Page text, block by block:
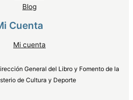
Blog
Cuenta
Mi cuenta
General del Libro y Fomento de la
de Cultura y Deporte